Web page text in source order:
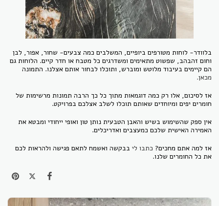
בלוודר- לוחות מטורפים ביופיים, המשלבים כמה צבעים- שחור, אפור, לבן
וחום זהבהב, שפשוט מתאימים ומשדרגים כל מטבח או חדר קיים. הלוחות גם
הם קיימים בעיבוד מלוטש ומוברש, ותוכלו לבחור אותם אצלנו. התמונה
מכאן.
אז לסיכום, אלו רק כמה דוגמאות מתוך כל כך הרבה תמונות מרשימות של
חומרים יפים ומיוחדים שאותם תוכלו לשלב אצלכם בפרויקט.
אין ספק שהשימוש בשיש והאבן הטבעית נותן טון ואופי ייחודי ומבטא את
האמירה האישית שלכם כמעצבים ואדריכלים.
אז למה אתם מחכים? כתבו לי בבקשה ואשמח לתאם פגישה ולהראות לכם
את כל החומרים שלנו.